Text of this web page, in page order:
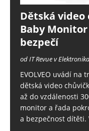
Dětská video
Baby
bezpečí
od IT Revue v Elektronika
EVOLVEO uvádí na
dětská video
až do vzdálenosti
monitor a řada
a bezpečnost dítěti.